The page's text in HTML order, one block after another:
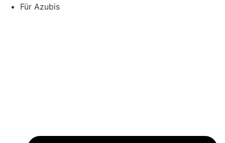
Für Azubis